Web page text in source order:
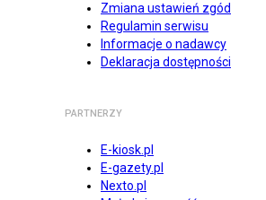
Zmiana ustawień zgód
Regulamin serwisu
Informacje o nadawcy
Deklaracja dostępności
PARTNERZY
E-kiosk.pl
E-gazety.pl
Nexto.pl